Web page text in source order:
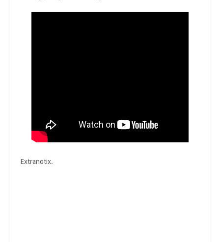
Extranotix.